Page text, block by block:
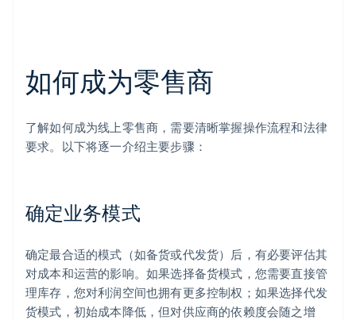
如何成为零售商
了解如何成为线上零售商，需要清晰掌握操作流程和法律
要求。以下将逐一介绍主要步骤：
确定业务模式
确定最合适的模式（如备货或代发货）后，有必要评估其
对成本和运营的影响。如果选择备货模式，您需要直接管
理库存，您对利润空间也拥有更多控制权；如果选择代发
货模式，初始成本降低，但对供应商的依赖度会随之增